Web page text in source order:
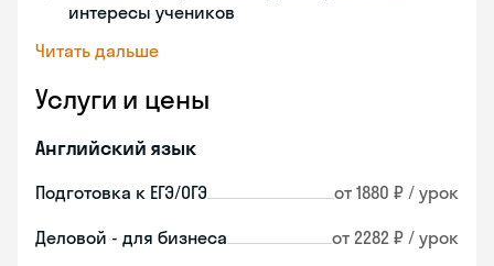
интересы учеников
Читать дальше
Услуги и цены
Английский язык
Подготовка к ЕГЭ/ОГЭ от 1880 ₽ / урок
Деловой - для бизнеса от 2282 ₽ / урок